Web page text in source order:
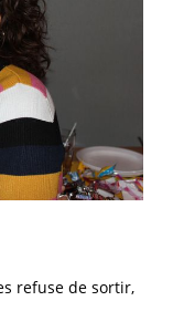
refuse de sortir,